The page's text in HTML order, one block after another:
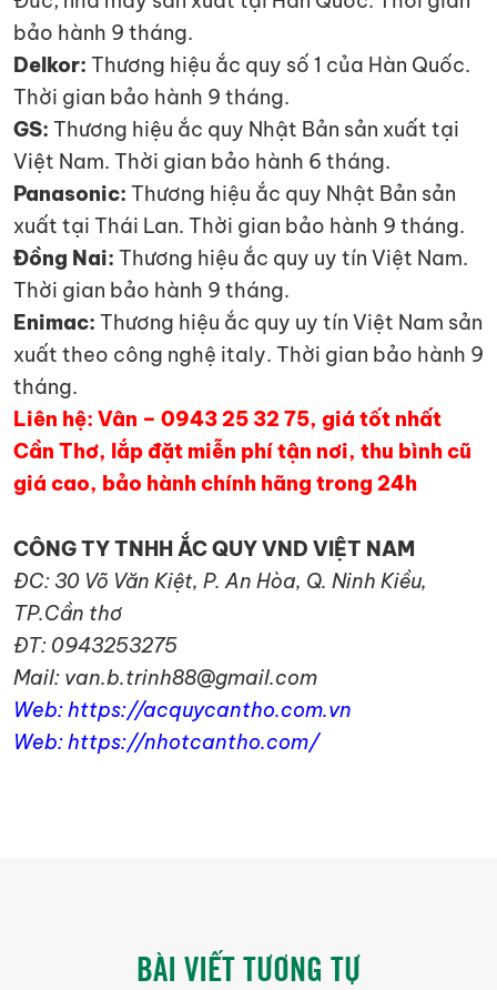
bảo hành 9 tháng.
Delkor: Thương hiệu ắc quy số 1 của Hàn Quốc.
Thời gian bảo hành 9 tháng.
GS: Thương hiệu ắc quy Nhật Bản sản xuất tại
Việt Nam. Thời gian bảo hành 6 tháng.
Panasonic: Thương hiệu ắc quy Nhật Bản sản
xuất tại Thái Lan. Thời gian bảo hành 9 tháng.
Đồng Nai: Thương hiệu ắc quy uy tín Việt Nam.
Thời gian bảo hành 9 tháng.
Enimac: Thương hiệu ắc quy uy tín Việt Nam sản
xuất theo công nghệ italy. Thời gian bảo hành 9
tháng.
Liên hệ: Vân – 0943 25 32 75, giá tốt nhất
Cần Thơ, lắp đặt miễn phí tận nơi, thu bình cũ
giá cao, bảo hành chính hãng trong 24h
CÔNG TY TNHH ẮC QUY VND VIỆT NAM
ĐC: 30 Võ Văn Kiệt, P. An Hòa, Q. Ninh Kiều,
TP.Cần thơ
ĐT: 0943253275
Mail: van.b.trinh88@gmail.com
Web: https://acquycantho.com.vn
Web: https://nhotcantho.com/
BÀI VIẾT TƯƠNG TỰ